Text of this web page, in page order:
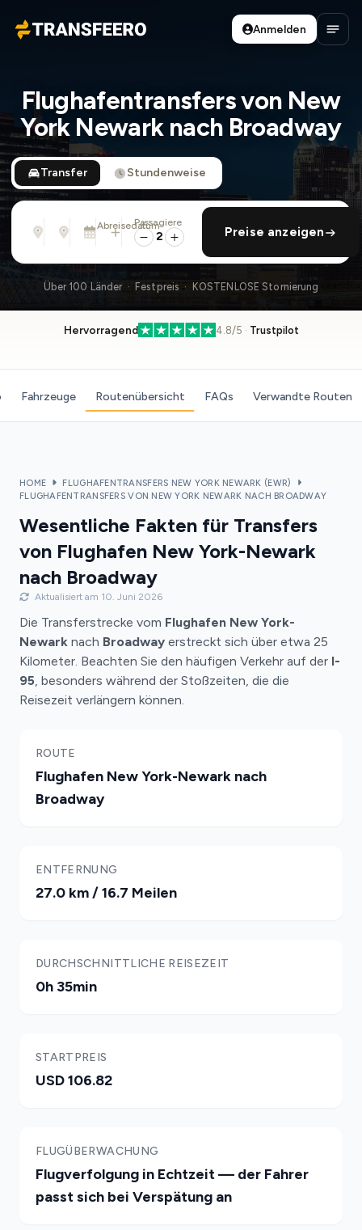
Transfeero
Anmelden
Flughafentransfers von New
York Newark nach Broadway
Transfer Stundenweise
Von
Adresse, Flughafen, Hotel, ...
Nach
Adresse, Flughafen, Hotel, ...
Abreisedatum
Di., 11. Aug. · 01:45 PM
rückfahrt hinzufügen
Passagiere
2 Preise anzeigen
Über 100 Länder · Festpreis · KOSTENLOSE Stornierung
Hervorragend 4.8/5 · Trustpilot
Fahrzeuge Routenübersicht FAQs Verwandte Routen
HOME
FLUGHAFENTRANSFERS NEW YORK NEWARK (EWR)
FLUGHAFENTRANSFERS VON NEW YORK NEWARK NACH BROADWAY
Wesentliche Fakten für Transfers
von Flughafen New York-Newark
nach Broadway
Aktualisiert am 10. Juni 2026
Die Transferstrecke vom Flughafen New York-
Newark nach Broadway erstreckt sich über etwa 25
Kilometer. Beachten Sie den häufigen Verkehr auf der I-
95, besonders während der Stoßzeiten, die die
Reisezeit verlängern können.
ROUTE
Flughafen New York-Newark nach
Broadway
ENTFERNUNG
27.0 km / 16.7 Meilen
DURCHSCHNITTLICHE REISEZEIT
0h 35min
STARTPREIS
USD 106.82
FLUGÜBERWACHUNG
Flugverfolgung in Echtzeit — der Fahrer
passt sich bei Verspätung an